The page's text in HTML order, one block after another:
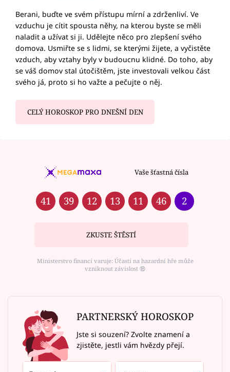
Berani, buďte ve svém přístupu mírní a zdrženliví. Ve
vzduchu je cítit spousta něhy, na kterou byste se měli
naladit a užívat si ji. Udělejte něco pro zlepšení svého
domova. Usmiřte se s lidmi, se kterými žijete, a vyčistěte
vzduch, aby vztahy byly v budoucnu klidné. Do toho, aby
se váš domov stal útočištěm, jste investovali velkou část
svého já, proto si ho važte a pečujte o něj.
CELÝ HOROSKOP PRO DNEŠNÍ DEN
Vaše šťastná čísla
41 39 12 13 11 46 2
ZKUSTE ŠTĚSTÍ
Ministerstvo financí varuje: Účastí na hazardní hře může
vzniknout závislost ⑱
PARTNERSKÝ HOROSKOP
Jste si souzení? Zvolte znamení a
zjistěte, jestli vám hvězdy přejí.